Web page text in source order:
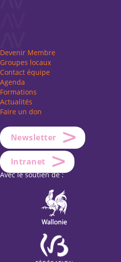
Devenir Membre
Groupes locaux
Contact équipe
Agenda
Formations
Actualités
Faire un don
Newsletter
Intranet
Avec le soutien de :